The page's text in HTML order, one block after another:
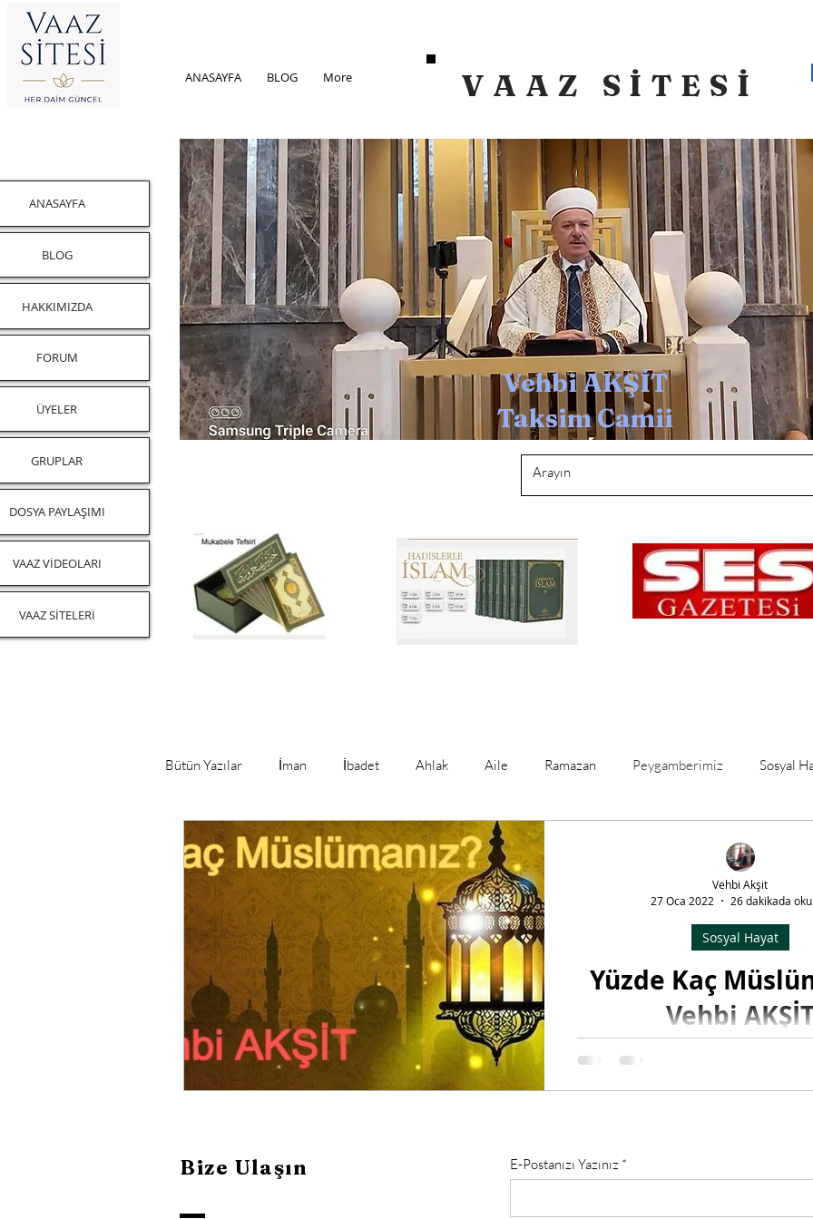
ANASAYFA BLOG More VAAZ SİTESİ
Vehbi AKŞİT
Taksim Camii
ANASAYFA
BLOG
HAKKIMIZDA
FORUM
ÜYELER
GRUPLAR
DOSYA PAYLAŞIMI
VAAZ VİDEOLARI
VAAZ SİTELERİ
Bütün Yazılar İman İbadet Ahlak Aile Ramazan Peygamberimiz Sosyal
Mübarek Gün ve Geceler Önemli Gün ve Haftalar
Sunum Vaazlar Dualar Gündeme Dair
Yüzde Kaç
Vehbi
Konuştuğumuz zaman yalan
Sosyal Hayat
Vehbi Akşit
27 Oca 2022
26 dakikada
Bize Ulaşın E-Postanızı Yazınız